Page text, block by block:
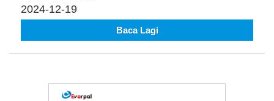
2024-12-19
Baca Lagi